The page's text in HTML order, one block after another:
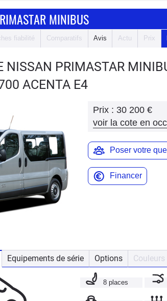
MINIBUS
fiabilité Comparatifs Avis Actu Prix
NISSAN PRIMASTAR
ACENTA E4
Prix : 30 200 €
voir la cote en
Poser votre
Financer
Equipements de série Options Couleurs
8 places